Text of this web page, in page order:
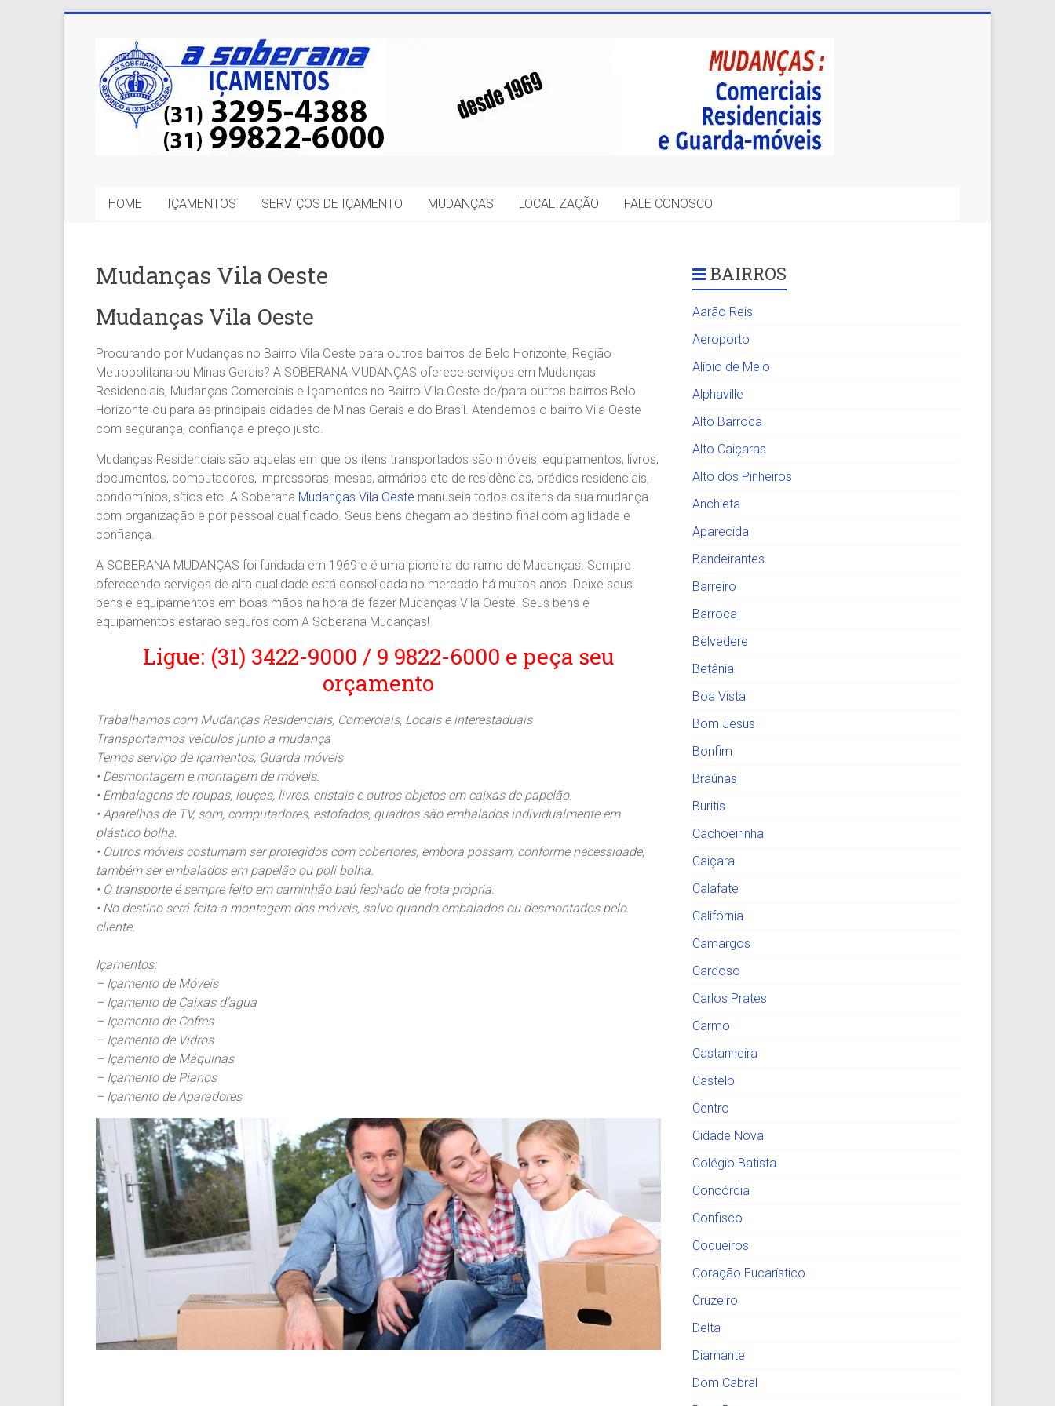
A
Soberana
Içamentos
opção
BH
Região.
Agilidade
e
Confiança.
31.2510-
2122.
A
Soberana
Içamento.
com
A
Soberana
Içamentos.
HOME IÇAMENTOS SERVIÇOS DE IÇAMENTO MUDANÇAS LOCALIZAÇÃO FALE CONOSCO
Mudanças Vila Oeste
Mudanças Vila Oeste
Procurando por Mudanças no Bairro Vila Oeste para outros bairros de Belo Horizonte, Região
Metropolitana ou Minas Gerais? A SOBERANA MUDANÇAS oferece serviços em Mudanças
Residenciais, Mudanças Comerciais e Içamentos no Bairro Vila Oeste de/para outros bairros Belo
Horizonte ou para as principais cidades de Minas Gerais e do Brasil. Atendemos o bairro Vila Oeste
com segurança, confiança e preço justo.
Mudanças Residenciais são aquelas em que os itens transportados são móveis, equipamentos, livros,
documentos, computadores, impressoras, mesas, armários etc de residências, prédios residenciais,
condomínios, sítios etc. A Soberana Mudanças Vila Oeste manuseia todos os itens da sua mudança
com organização e por pessoal qualificado. Seus bens chegam ao destino final com agilidade e
confiança.
A SOBERANA MUDANÇAS foi fundada em 1969 e é uma pioneira do ramo de Mudanças. Sempre
oferecendo serviços de alta qualidade está consolidada no mercado há muitos anos. Deixe seus
bens e equipamentos em boas mãos na hora de fazer Mudanças Vila Oeste. Seus bens e
equipamentos estarão seguros com A Soberana Mudanças!
Ligue: (31) 3422-9000 / 9 9822-6000 e peça seu
orçamento
Trabalhamos com Mudanças Residenciais, Comerciais, Locais e interestaduais
Transportarmos veículos junto a mudança
Temos serviço de Içamentos, Guarda móveis
• Desmontagem e montagem de móveis.
• Embalagens de roupas, louças, livros, cristais e outros objetos em caixas de papelão.
• Aparelhos de TV, som, computadores, estofados, quadros são embalados individualmente em
plástico bolha.
• Outros móveis costumam ser protegidos com cobertores, embora possam, conforme necessidade,
também ser embalados em papelão ou poli bolha.
• O transporte é sempre feito em caminhão baú fechado de frota própria.
• No destino será feita a montagem dos móveis, salvo quando embalados ou desmontados pelo
cliente.
Içamentos:
– Içamento de Móveis
– Içamento de Caixas d’agua
– Içamento de Cofres
– Içamento de Vidros
– Içamento de Máquinas
– Içamento de Pianos
– Içamento de Aparadores
BAIRROS
Aarão Reis
Aeroporto
Alípio de Melo
Alphaville
Alto Barroca
Alto Caiçaras
Alto dos Pinheiros
Anchieta
Aparecida
Bandeirantes
Barreiro
Barroca
Belvedere
Betânia
Boa Vista
Bom Jesus
Bonfim
Braúnas
Buritis
Cachoeirinha
Caiçara
Calafate
Califórnia
Camargos
Cardoso
Carlos Prates
Carmo
Castanheira
Castelo
Centro
Cidade Nova
Colégio Batista
Concórdia
Confisco
Coqueiros
Coração Eucarístico
Cruzeiro
Delta
Diamante
Dom Cabral